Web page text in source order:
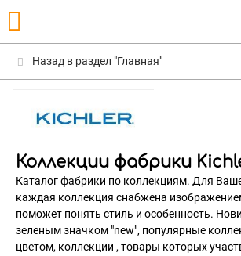
Назад в раздел "Главная"
Коллекции фабрики
Каталог фабрики по коллекциям. Для
каждая коллекция снабжена
поможет понять стиль и особенность.
зеленым значком "new", популярные
цветом, коллекции , товары которых